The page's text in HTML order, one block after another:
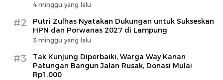
4 minggu yang lalu
#2
Putri Zulhas Nyatakan Dukungan untuk Sukseskan
HPN dan Porwanas 2027 di Lampung
3 minggu yang lalu
#3
Tak Kunjung Diperbaiki, Warga Way Kanan
Patungan Bangun Jalan Rusak, Donasi Mulai
Rp1.000